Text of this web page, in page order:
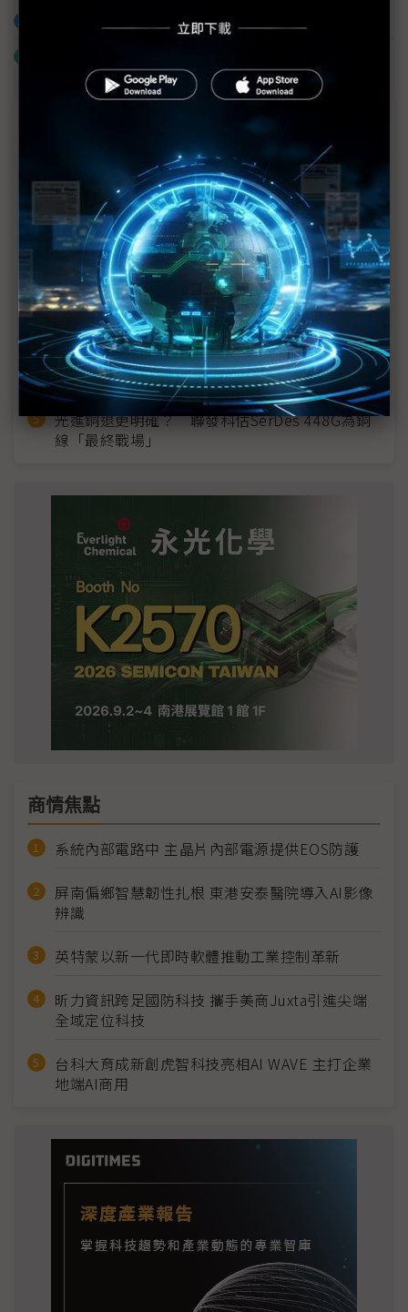
加入已選取到「關鍵字追蹤」
MLCC訂單過熱、出貨比創高 村田示警全球AI基
建熱潮將趨緩
2027全年記憶體產能提前售罄 買家「祕而不
宣」只怕買不夠
英特爾EMIB良率達標 聯發科第2代ASIC產品
2028準時量產
SpaceX晶片採購大轉向 Elon Musk捨超微全面
採用NVIDIA
光進銅退更明確？ 聯發科估SerDes 448G為銅
線「最終戰場」
商情焦點
系統內部電路中 主晶片內部電源提供EOS防護
屏南偏鄉智慧韌性扎根 東港安泰醫院導入AI影像
辨識
英特蒙以新一代即時軟體推動工業控制革新
昕力資訊跨足國防科技 攜手美商Juxta引進尖端
全域定位科技
台科大育成新創虎智科技亮相AI WAVE 主打企業
地端AI商用